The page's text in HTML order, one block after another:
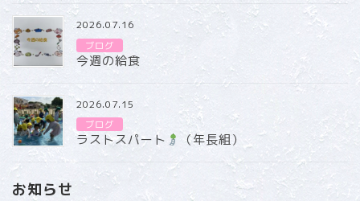
2026.07.16
ブログ
今週の給食
2026.07.15
ブログ
ラストスパート （年長組）
お知らせ